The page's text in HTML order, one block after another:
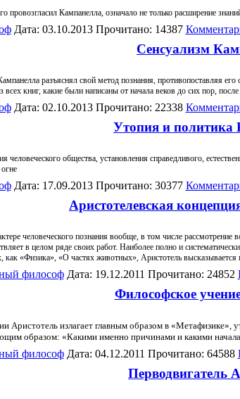
провозгласил Кампанелла, означало не только расширение
Дата: 03.10.2013 Прочитано: 14387
Сенсуализм
разъяснял свой метод познания, противопоставляя
всех книг, какие были написаны от начала веков до сих пор,
Дата: 02.10.2013 Прочитано: 22338
Утопия и
человеческого общества, установления справедливого,
Дата: 17.09.2013 Прочитано: 30377
Аристотелевская
человеческого познания вообще, в том числе
в целом ряде своих работ. Наиболее полно и
как «Физика», «О частях животных», Аристотель высказывается
философДата: 19.12.2011 Прочитано: 24852
Философское
излагает главным образом в «Метафизике»,
образом: «Какими именно причинами и какими
философДата: 04.12.2011 Прочитано: 64588
Перводвигатель